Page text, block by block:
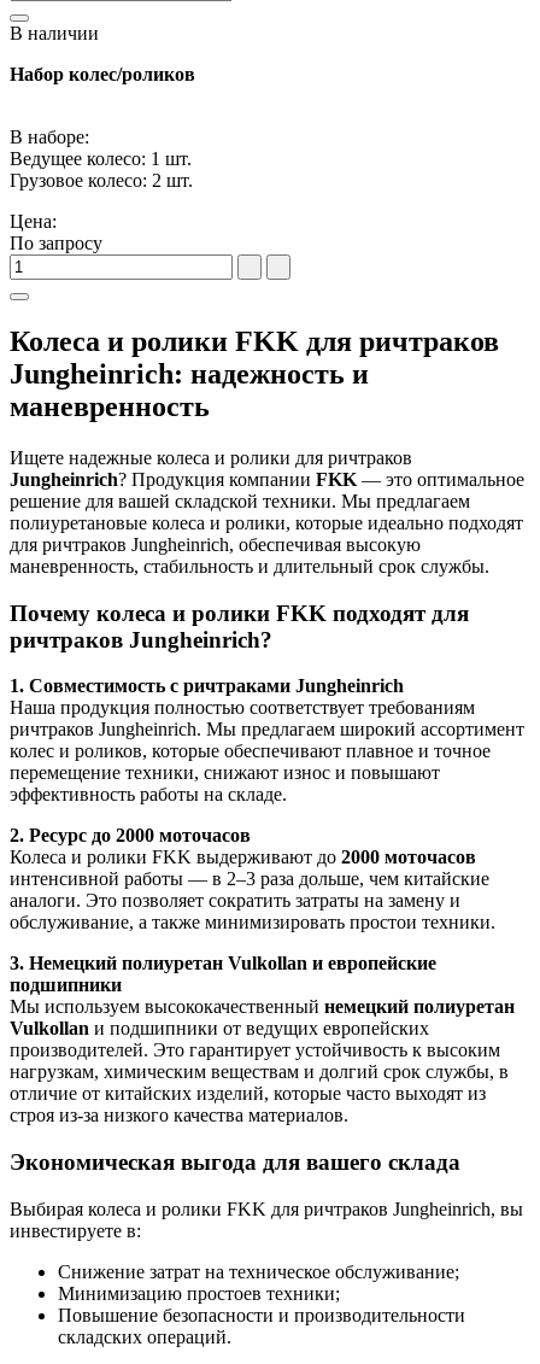
В наличии
Набор колес/роликов
В наборе:
Ведущее колесо: 1 шт.
Грузовое колесо: 2 шт.
Цена:
По запросу
Колеса и ролики FKK для ричтраков
Jungheinrich: надежность и
маневренность
Ищете надежные колеса и ролики для ричтраков
Jungheinrich? Продукция компании FKK — это оптимальное
решение для вашей складской техники. Мы предлагаем
полиуретановые колеса и ролики, которые идеально подходят
для ричтраков Jungheinrich, обеспечивая высокую
маневренность, стабильность и длительный срок службы.
Почему колеса и ролики FKK подходят для
ричтраков Jungheinrich?
1. Совместимость с ричтраками Jungheinrich
Наша продукция полностью соответствует требованиям
ричтраков Jungheinrich. Мы предлагаем широкий ассортимент
колес и роликов, которые обеспечивают плавное и точное
перемещение техники, снижают износ и повышают
эффективность работы на складе.
2. Ресурс до 2000 моточасов
Колеса и ролики FKK выдерживают до 2000 моточасов
интенсивной работы — в 2–3 раза дольше, чем китайские
аналоги. Это позволяет сократить затраты на замену и
обслуживание, а также минимизировать простои техники.
3. Немецкий полиуретан Vulkollan и европейские
подшипники
Мы используем высококачественный немецкий полиуретан
Vulkollan и подшипники от ведущих европейских
производителей. Это гарантирует устойчивость к высоким
нагрузкам, химическим веществам и долгий срок службы, в
отличие от китайских изделий, которые часто выходят из
строя из-за низкого качества материалов.
Экономическая выгода для вашего склада
Выбирая колеса и ролики FKK для ричтраков Jungheinrich, вы
инвестируете в:
Снижение затрат на техническое обслуживание;
Минимизацию простоев техники;
Повышение безопасности и производительности
складских операций.